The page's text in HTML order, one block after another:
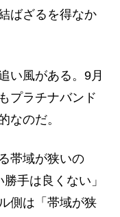
ばざるを得なか
い風がある。9月
プラチナバンド
なのだ。
帯域が狭いの
手は良くない」
側は「帯域が狭